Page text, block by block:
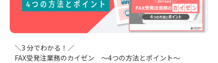
＼3 分でわかる！／
FAX受発注業務のカイゼン ～4つの方法とポイント～